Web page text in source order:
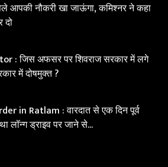
आपकी नौकरी खा जाऊंगा, कमिश्नर ने कहा
दो
: जिस अफसर पर शिवराज सरकार में लगे
में दोषमुक्त ?
in Ratlam : वारदात से एक दिन पूर्व
लॉन्ग ड्राइव पर जाने से...